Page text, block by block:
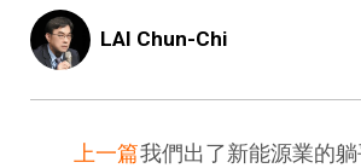
LAI Chun-Chi
上一篇我們出了新能源業的